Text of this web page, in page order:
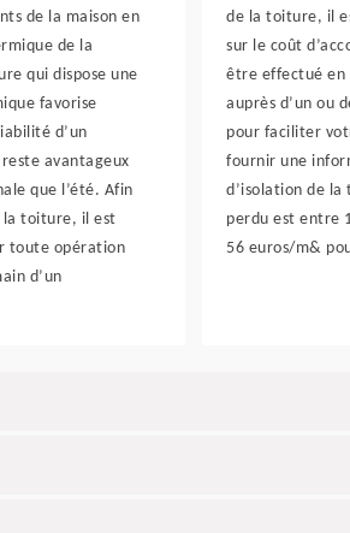
de la maison en
de la
qui dispose une
favorise
d’un
avantageux
que l’été. Afin
la toiture, il est
toute opération
d’un
de la toiture, il
sur le coût
être effectué en
auprès d’un ou
pour faciliter
fournir une
d’isolation de
perdu est entre
56 euros/m&